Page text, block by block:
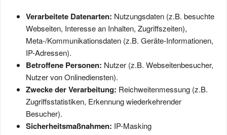
Verarbeitete Datenarten: Nutzungsdaten (z.B. besuchte
Webseiten, Interesse an Inhalten, Zugriffszeiten),
Meta-/Kommunikationsdaten (z.B. Geräte-Informationen,
IP-Adressen).
Betroffene Personen: Nutzer (z.B. Webseitenbesucher,
Nutzer von Onlinediensten).
Zwecke der Verarbeitung: Reichweitenmessung (z.B.
Zugriffsstatistiken, Erkennung wiederkehrender
Besucher).
Sicherheitsmaßnahmen: IP-Masking